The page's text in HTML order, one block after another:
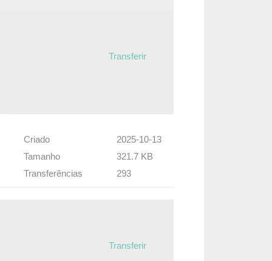
Transferir
Criado
Tamanho
Transferências
2025-10-13
321.7 KB
293
Transferir